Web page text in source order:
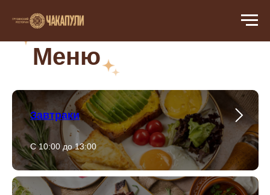
Меню
Завтраки
С 10:00 до 13:00